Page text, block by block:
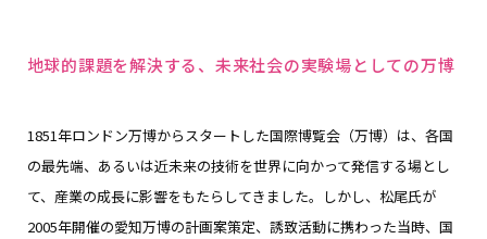
地球的課題を解決する、未来社会の実験場としての万博
1851年ロンドン万博からスタートした国際博覧会（万博）は、各国
の最先端、あるいは近未来の技術を世界に向かって発信する場とし
て、産業の成長に影響をもたらしてきました。しかし、松尾氏が
2005年開催の愛知万博の計画案策定、誘致活動に携わった当時、国